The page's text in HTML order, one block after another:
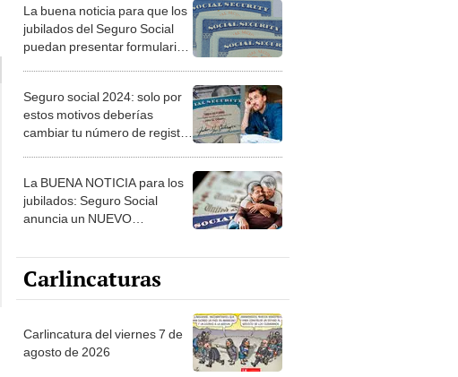
La buena noticia para que los
jubilados del Seguro Social
puedan presentar formularios
Seguro social 2024: solo por
estos motivos deberías
cambiar tu número de registro
La BUENA NOTICIA para los
jubilados: Seguro Social
anuncia un NUEVO
Estados Unidos
Carlincaturas
Carlincatura del viernes 7 de
agosto de 2026